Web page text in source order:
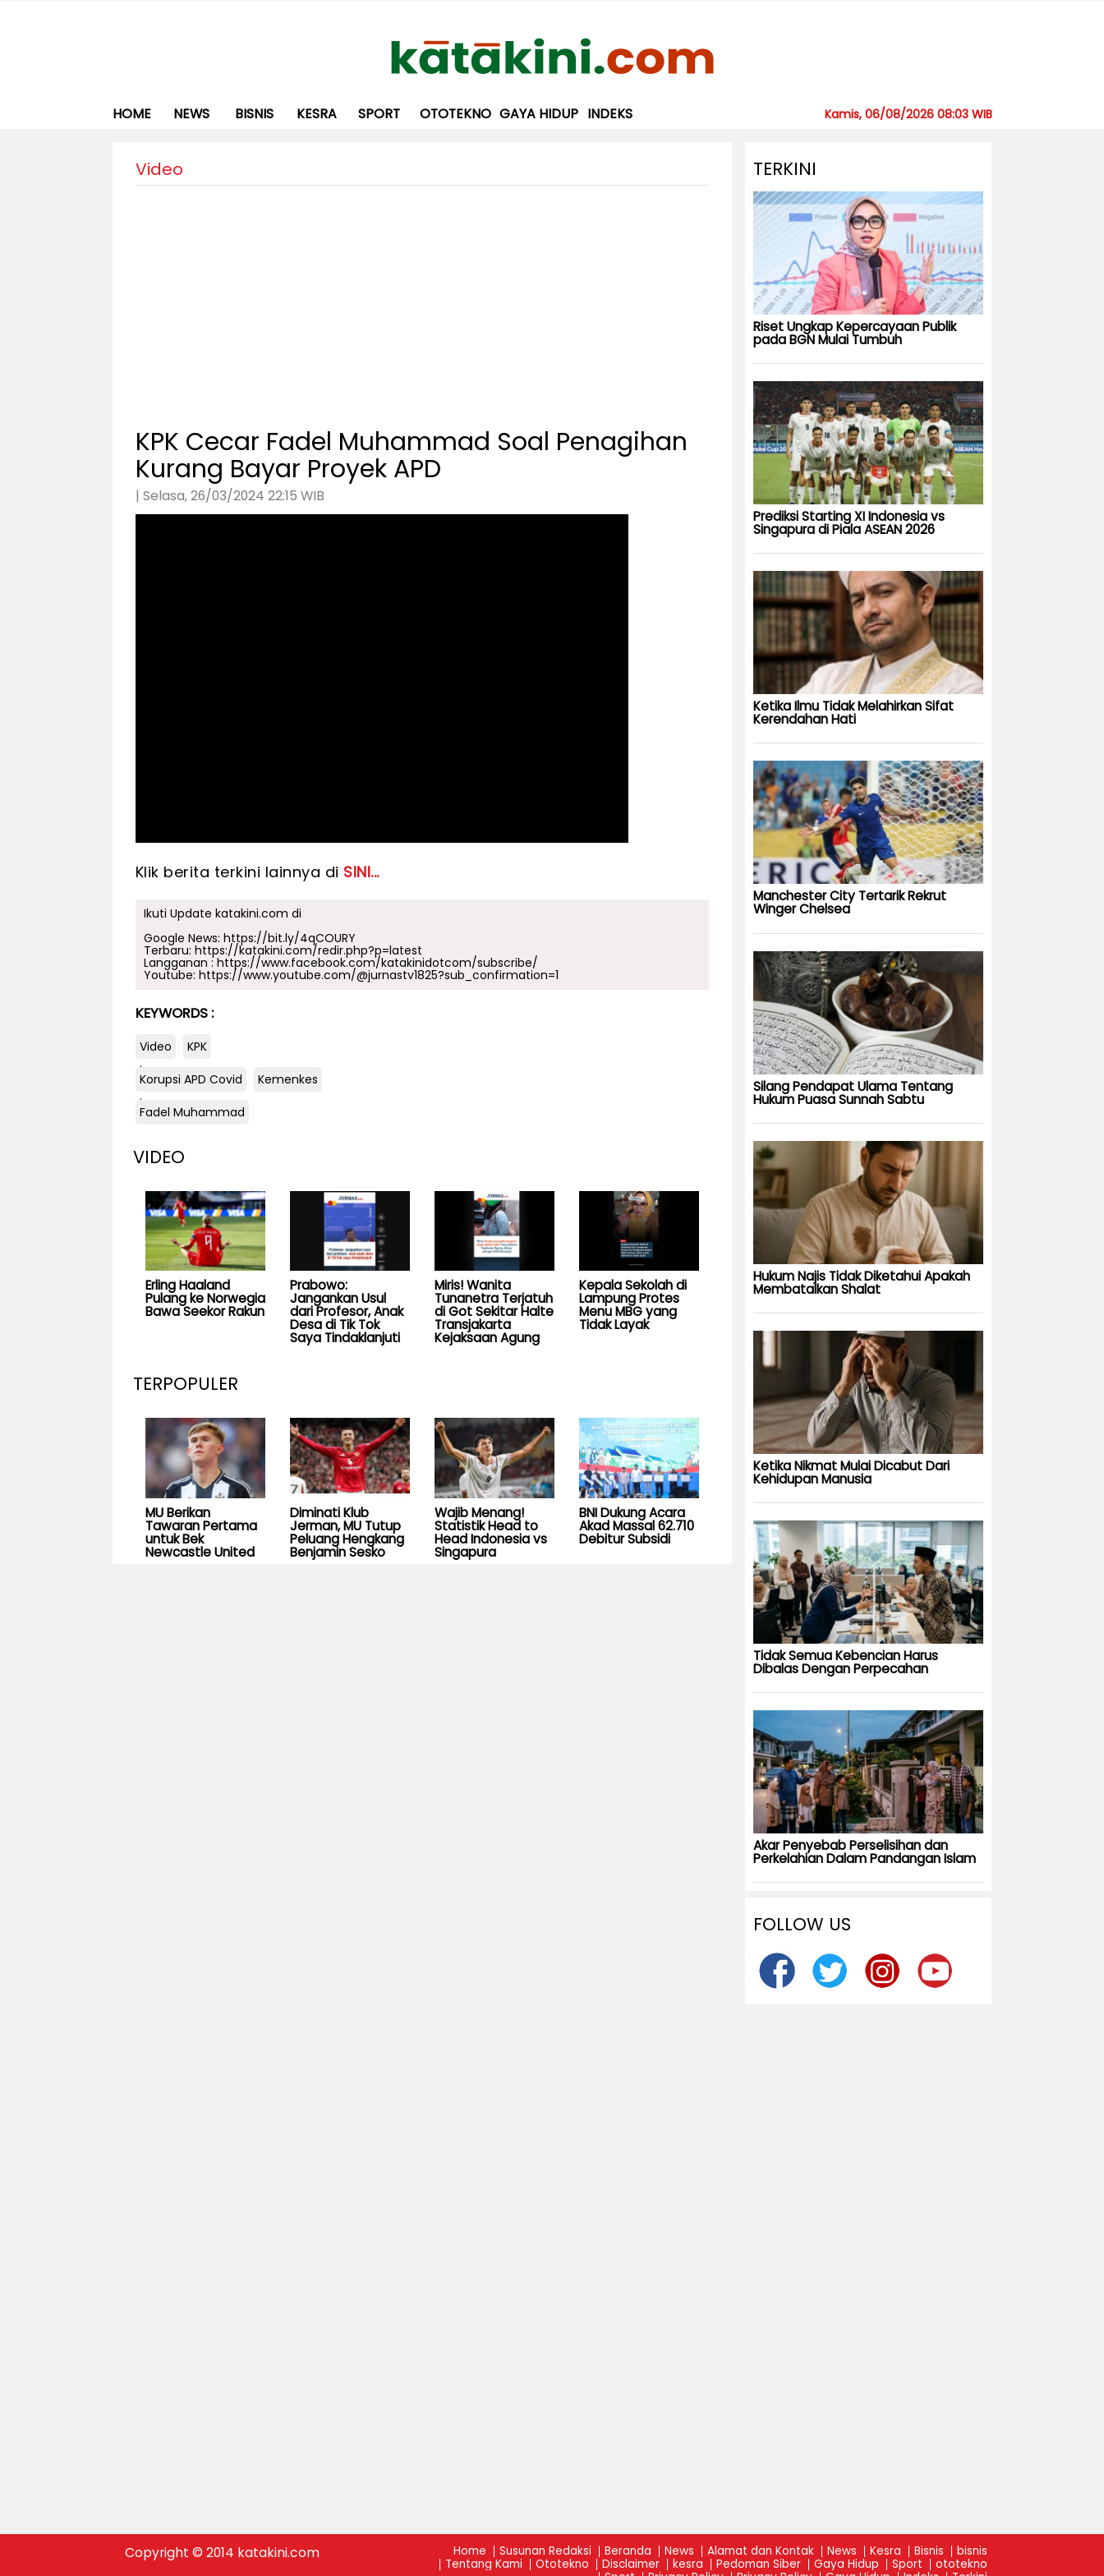
HOME NEWS BISNIS KESRA SPORT OTOTEKNO GAYA HIDUP INDEKS Kamis, 06/08/2026 08:03 WIB
Video
KPK Cecar Fadel Muhammad Soal Penagihan
Kurang Bayar Proyek APD
| Selasa, 26/03/2024 22:15 WIB
Klik berita terkini lainnya di SINI...
Ikuti Update katakini.com di
Google News: https://bit.ly/4qCOURY
Terbaru: https://katakini.com/redir.php?p=latest
Langganan : https://www.facebook.com/katakinidotcom/subscribe/
Youtube: https://www.youtube.com/@jurnastv1825?sub_confirmation=1
KEYWORDS :
Video
KPK
.
Korupsi APD Covid
Kemenkes
.
Fadel Muhammad
VIDEO
Erling Haaland
Pulang ke Norwegia
Bawa Seekor Rakun
Prabowo:
Jangankan Usul
dari Profesor, Anak
Desa di Tik Tok
Saya Tindaklanjuti
Miris! Wanita
Tunanetra Terjatuh
di Got Sekitar Halte
Transjakarta
Kejaksaan Agung
Kepala Sekolah di
Lampung Protes
Menu MBG yang
Tidak Layak
TERPOPULER
MU Berikan
Tawaran Pertama
untuk Bek
Newcastle United
Diminati Klub
Jerman, MU Tutup
Peluang Hengkang
Benjamin Sesko
Wajib Menang!
Statistik Head to
Head Indonesia vs
Singapura
BNI Dukung Acara
Akad Massal 62.710
Debitur Subsidi
TERKINI
Riset Ungkap Kepercayaan Publik
pada BGN Mulai Tumbuh
Prediksi Starting XI Indonesia vs
Singapura di Piala ASEAN 2026
Ketika Ilmu Tidak Melahirkan Sifat
Kerendahan Hati
Manchester City Tertarik Rekrut
Winger Chelsea
Silang Pendapat Ulama Tentang
Hukum Puasa Sunnah Sabtu
Hukum Najis Tidak Diketahui Apakah
Membatalkan Shalat
Ketika Nikmat Mulai Dicabut Dari
Kehidupan Manusia
Tidak Semua Kebencian Harus
Dibalas Dengan Perpecahan
Akar Penyebab Perselisihan dan
Perkelahian Dalam Pandangan Islam
FOLLOW US
Home Susunan Redaksi Beranda News Alamat dan Kontak News Kesra Bisnis
bisnis
Tentang Kami
Ototekno Disclaimer kesra Pedoman Siber Gaya Hidup Sport
ototekno
Copyright © 2014 katakini.com